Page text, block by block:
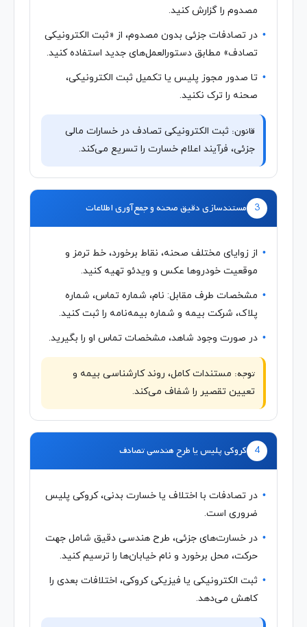
مصدوم را گزارش کنید.
در تصادفات جزئی بدون مصدوم، از «ثبت الکترونیکی
تصادف» مطابق دستورالعمل‌های جدید استفاده کنید.
تا صدور مجوز پلیس یا تکمیل ثبت الکترونیکی،
صحنه را ترک نکنید.
قانون: ثبت الکترونیکی تصادف در خسارات مالی
جزئی، فرآیند اعلام خسارت را تسریع می‌کند.
3 مستندسازی دقیق صحنه و جمع‌آوری اطلاعات
از زوایای مختلف صحنه، نقاط برخورد، خط ترمز و
موقعیت خودروها عکس و ویدئو تهیه کنید.
مشخصات طرف مقابل: نام، شماره تماس، شماره
پلاک، شرکت بیمه و شماره بیمه‌نامه را ثبت کنید.
در صورت وجود شاهد، مشخصات تماس او را بگیرید.
توجه: مستندات کامل، روند کارشناسی بیمه و
تعیین تقصیر را شفاف می‌کند.
4 کروکی پلیس یا طرح هندسی تصادف
در تصادفات با اختلاف یا خسارت بدنی، کروکی پلیس
ضروری است.
در خسارت‌های جزئی، طرح هندسی دقیق شامل جهت
حرکت، محل برخورد و نام خیابان‌ها را ترسیم کنید.
ثبت الکترونیکی یا فیزیکی کروکی، اختلافات بعدی را
کاهش می‌دهد.